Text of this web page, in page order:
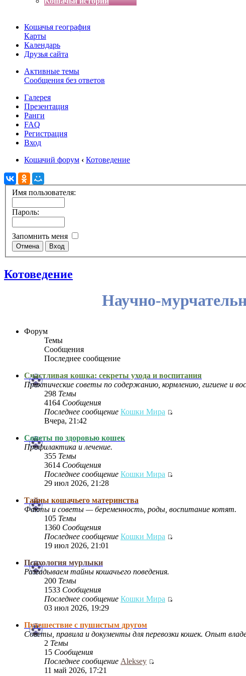
Кошачья география
Карты
Календарь
Друзья сайта
Активные темы
Сообщения без ответов
Галерея
Презентация
Ранги
FAQ
Регистрация
Вход
Кошачий форум ‹ Котоведение
Имя пользователя:
Пароль:
Запомнить меня
Котоведение
Форум
Темы
Сообщения
Последнее сообщение
Счастливая кошка: секреты ухода и воспитания
Практические советы по содержанию, кормлению, гигиене и
298 Темы
4164 Сообщения
Последнее сообщение Кошки Мира
Вчера, 21:42
Советы по здоровью кошек
Профилактика и лечение.
355 Темы
3614 Сообщения
Последнее сообщение Кошки Мира
29 июл 2026, 21:28
Тайны кошачьего материнства
Факты и советы — беременность, роды, воспитание котят.
105 Темы
1360 Сообщения
Последнее сообщение Кошки Мира
19 июл 2026, 21:01
Психология мурлыки
Разгадываем тайны кошачьего поведения.
200 Темы
1533 Сообщения
Последнее сообщение Кошки Мира
03 июл 2026, 19:29
Путешествие с пушистым другом
Советы, правила и документы для перевозки кошек. Опыт
2 Темы
15 Сообщения
Последнее сообщение Aleksey
11 май 2026, 17:21